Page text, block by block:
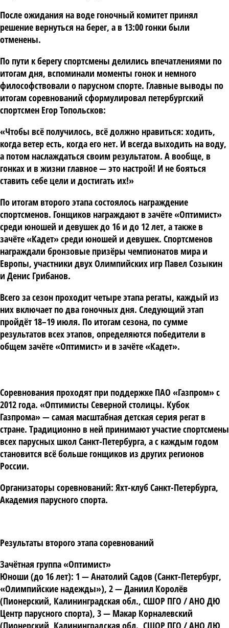
После ожидания на воде гоночный комитет принял
решение вернуться на берег, а в 13:00 гонки были
отменены.
По пути к берегу спортсмены делились впечатлениями по
итогам дня, вспоминали моменты гонок и немного
философствовали о парусном спорте. Главные выводы по
итогам соревнований сформулировал петербургский
спортсмен Егор Топольсков:
«Чтобы всё получилось, всё должно нравиться: ходить,
когда ветер есть, когда его нет. И всегда выходить на воду,
а потом наслаждаться своим результатом. А вообще, в
гонках и в жизни главное — это настрой! И не бояться
ставить себе цели и достигать их!»
По итогам второго этапа состоялось награждение
спортсменов. Гонщиков награждают в зачёте «Оптимист»
среди юношей и девушек до 16 и до 12 лет, а также в
зачёте «Кадет» среди юношей и девушек. Спортсменов
награждали бронзовые призёры чемпионатов мира и
Европы, участники двух Олимпийских игр Павел Созыкин
и Денис Грибанов.
Всего за сезон проходит четыре этапа регаты, каждый из
них включает по два гоночных дня. Следующий этап
пройдёт 18–19 июля. По итогам сезона, по сумме
результатов всех этапов, определяются победители в
общем зачёте «Оптимист» и в зачёте «Кадет».
Соревнования проходят при поддержке ПАО «Газпром» с
2012 года. «Оптимисты Северной столицы. Кубок
Газпрома» — самая масштабная детская серия регат в
стране. Традиционно в ней принимают участие спортсмены
всех парусных школ Санкт-Петербурга, а с каждым годом
становится всё больше гонщиков из других регионов
России.
Организаторы соревнований: Яхт-клуб Санкт-Петербурга,
Академия парусного спорта.
Результаты второго этапа соревнований
Зачётная группа «Оптимист»
Юноши (до 16 лет): 1 —Анатолий Садов(Санкт-Петербург,
«Олимпийские надежды»), 2 —Даниил Королёв
(Пионерский, Калининградская обл., СШОР ПГО / АНО ДЮ
Центр парусного спорта), 3 — Макар Корналевский
(Пионерский, Калининградская обл., СШОР ПГО / АНО ДЮ